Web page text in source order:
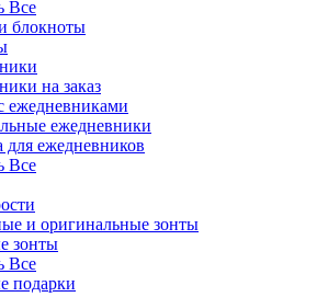
Все
блокноты
на заказ
ежедневниками
ежедневники
для ежедневников
Все
и оригинальные зонты
зонты
Все
подарки